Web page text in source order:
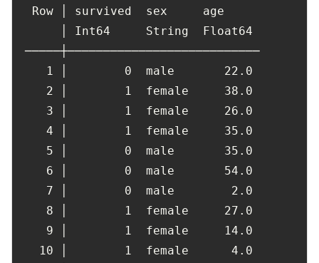
─────┼───────────────────────────
1
0
  male
22.0
2
1
  female
38.0
3
1
  female
26.0
4
1
  female
35.0
5
0
  male
35.0
6
0
  male
54.0
7
0
  male
2.0
8
1
  female
27.0
9
1
  female
14.0
10
1
  female
4.0